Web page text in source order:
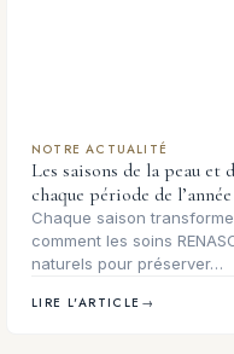
NOTRE ACTUALITÉ
Les saisons de la peau et
chaque période de l’année
Chaque saison
comment les soins
naturels pour préserver…
LIRE L'ARTICLE →